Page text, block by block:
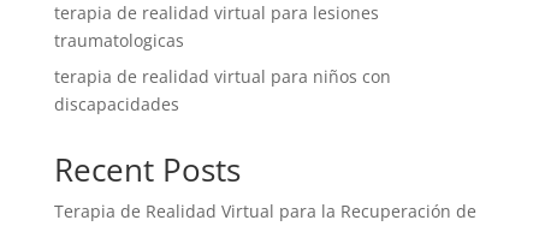
terapia de realidad virtual para lesiones
traumatologicas
terapia de realidad virtual para niños con
discapacidades
Recent Posts
Terapia de Realidad Virtual para la Recuperación de